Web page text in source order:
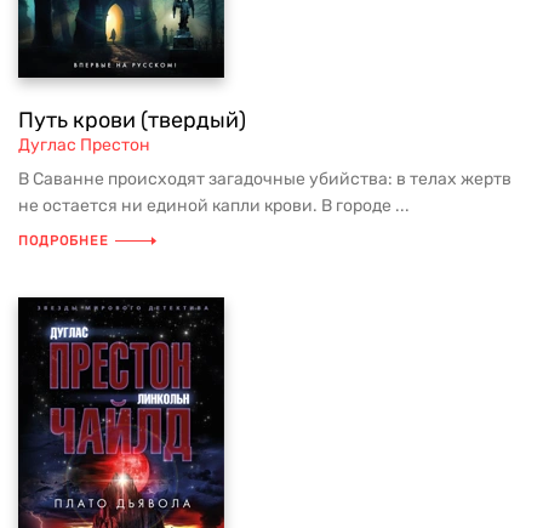
Путь крови (твердый)
Дуглас Престон
В Саванне происходят загадочные убийства: в телах жертв
не остается ни единой капли крови. В городе ...
ПОДРОБНЕЕ